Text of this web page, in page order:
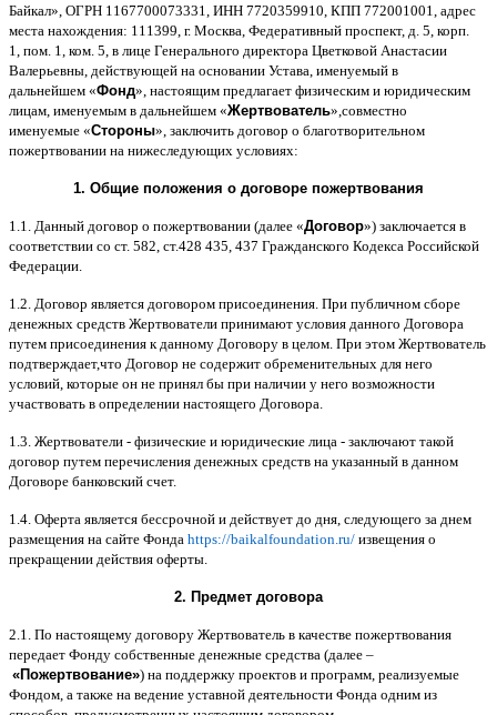
Байкал», ОГРН 1167700073331, ИНН 7720359910, КПП 772001001, адрес
места нахождения: 111399, г. Москва Федеративный проспект, д . 5, корп
1, пом . 1, ком . 5, в лице Генерального директора Цветковой Анастасии
Валерьевны действующей на основании Устава именуемый в
дальнейшем «Фонд», настоящим предлагает физическим и юридическим
лицам именуемым в дальнейшем «Жертвователь», совместно
именуемые «Стороны», заключить договор o благотворительном
пожертвовании на нижеследующих условиях:
1. Общие положения o договоре пожертвования
1.1. Данный договор о пожертвовании (далее «Договор») заключается в
соответствии со ст. 582, ст.428 435, 437 Гражданского Кодекса Российской
Федерации
1.2. Договор является договором присоединения При публичном сборе
денежных средств Жертвователи принимают условия данного Договора
путем присоединения к данному Договору в целом При этом Жертвователь
подтверждает,что Договор не содержит обременительных для него
условий которые он не принял бы при наличии у него возможности
участвовать в определении настоящего Договора
1.3. Жертвователи - физические и юридические лица - заключают такой
договор путем перечисления денежных средств на указанный в данном
Договоре банковский счет.
1.4. Оферта является бессрочной и действует до дня следующего за днем
размещения на сайте Фонда https://baikalfoundation.ru/ извещения о
прекращении действия оферты
2. Предмет договора
2.1. По настоящему договору Жертвователь в качестве пожертвования
передает Фонду собственные денежные средства (далее –
«Пожертвование») на поддержку проектов и программ реализуемые
Фондом а также на ведение уставной деятельности Фонда одним из